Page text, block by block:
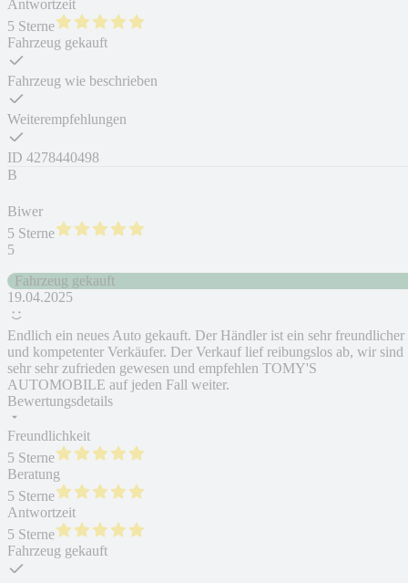
Antwortzeit
5 Sterne
Fahrzeug gekauft
Fahrzeug wie beschrieben
Weiterempfehlungen
ID 4278440498
B
Biwer
5 Sterne
5
Fahrzeug gekauft
19.04.2025
Endlich ein neues Auto gekauft. Der Händler ist ein sehr freundlicher
und kompetenter Verkäufer. Der Verkauf lief reibungslos ab, wir sind
sehr sehr zufrieden gewesen und empfehlen TOMY'S
AUTOMOBILE auf jeden Fall weiter.
Bewertungsdetails
Freundlichkeit
5 Sterne
Beratung
5 Sterne
Antwortzeit
5 Sterne
Fahrzeug gekauft